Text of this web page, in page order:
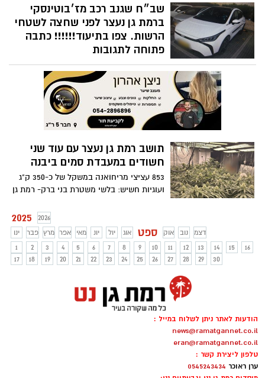
לוחיות משוכפלות; ברשות החשודים נתפס
משבש תדרים
שב״ח שגנב רכב מז׳בוטינסקי
ברמת גן נעצר לפני שחצה לשטחי
הרשות. צפו בתיעוד!!!!!! כתבה
פתוחה לתגובות
תיעוד: שוהה בלתי חוקי שגנב רכב מרמת גן
נעצר ע"י שוטרי תחנת מודיעין לפני המעבר
לשטחים; החקירה במשטרת בני ברק- רמת גן
הסתיימה והוגש כתב אישום נגד החשוד
תושב רמת גן נעצר עם עוד שני
חשודים במעבדת סמים ביבנה
853 עציצי מריחואנה במשקל של כ-350 ק"ג
ועוגיות חשיש: בלשי משטרת בני ברק- רמת גן
בת שתי קומות באזור תעשייה בעיר יבנה2025
2026
ינו
פבר מרץ אפר מאי יונ יול אוג ספט אוק נוב
דצמ
1
2 3 4 5 6 7 8 9 10 11 12 13 14 15
16
17
18 19 20 21 22 23 24 25 26 27 28 29 30
הודעות לאתר ניתן לשלוח במייל :
news@ramatgannet.co.il
eran@ramatgannet.co.il
טלפון ליצירת קשר :
ערן ראוכר 0545243434